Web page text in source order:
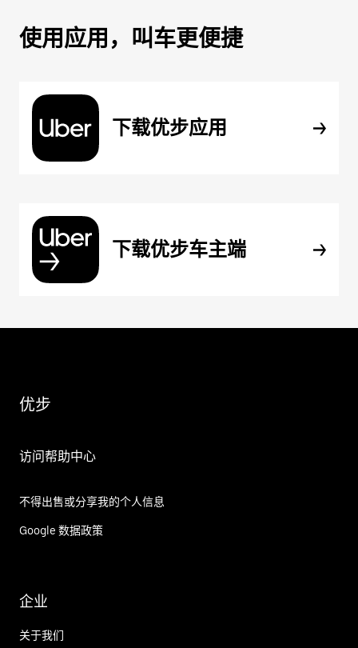
使用应用，叫车更便捷
下载优步应用
下载优步车主端
优步
访问帮助中心
不得出售或分享我的个人信息
Google 数据政策
企业
关于我们